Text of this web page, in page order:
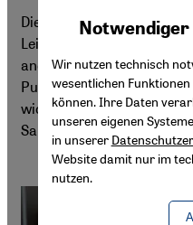
Die Journalistin,
Leila S. Chudori gehört zu
anerkanntesten Stimmen
Pulang (Heimkehr nach
wichtigen indonesischen
Sabine Müller stellt Leila
Wir nutzen technisch
wesentlichen
können. Ihre Daten
unseren eigenen
in unserer
Website damit nur im
nutzen.
Google Maps Embed